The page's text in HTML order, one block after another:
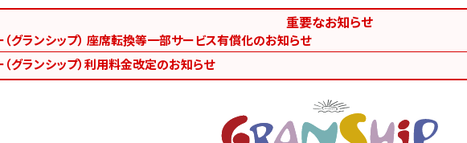
重要なお知らせ
グランシップ） 座席転換等一部サービス有償化のお知らせ
グランシップ）利用料金改定のお知らせ